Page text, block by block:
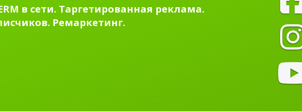
в сети. Таргетированная реклама.
Ремаркетинг.